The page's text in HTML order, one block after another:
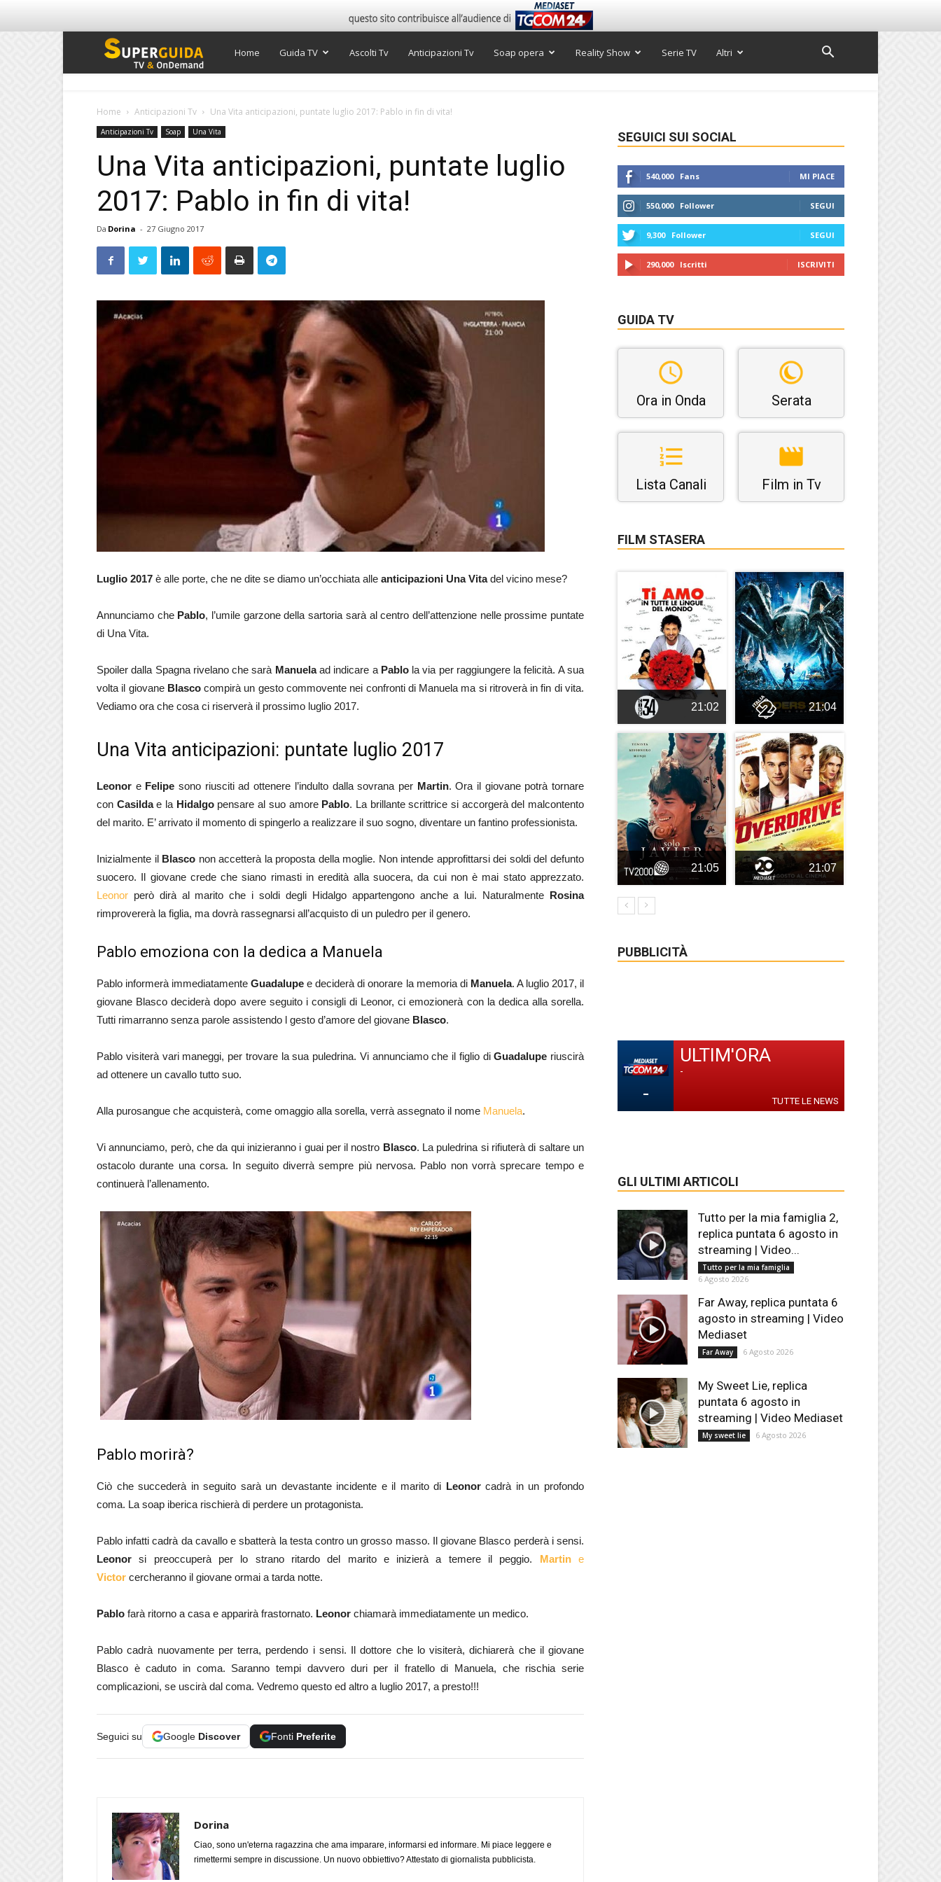
Super
TV
Home Guida TV Ascolti Tv Anticipazioni Tv Soap opera Reality Show Serie TV Altri
Home Anticipazioni Tv Una Vita anticipazioni, puntate luglio 2017: Pablo in fin di vita!
Anticipazioni Tv Soap Una Vita
Una Vita anticipazioni, puntate luglio
2017: Pablo in fin di vita!
Da Dorina - 27 Giugno 2017
Luglio 2017 è alle porte, che ne dite se diamo un’occhiata alle anticipazioni Una Vitadel vicino mese?
Annunciamo chePablo, l’umile garzone della sartoria sarà al centro dell’attenzione nelle prossime puntate
di Una Vita.
Spoiler dalla Spagna rivelano che sarà Manuelaad indicare a Pablola via per raggiungere la felicità. A sua
volta il giovane Blascocompirà un gesto commovente nei confronti di Manuela ma si ritroverà in fin di vita.
Vediamo ora che cosa ci riserverà il prossimo luglio 2017.
Una Vita anticipazioni: puntate luglio 2017
Leonor e Felipe sono riusciti ad ottenere l’indulto dalla sovrana per Martin. Ora il giovane potrà tornare
con Casildae la Hidalgopensare al suo amore Pablo. La brillante scrittrice si accorgerà del malcontento
del marito. E’ arrivato il momento di spingerlo a realizzare il suo sogno, diventare un fantino professionista.
Inizialmente il Blasco non accetterà la proposta della moglie. Non intende approfittarsi dei soldi del defunto
suocero. Il giovane crede che siano rimasti in eredità alla suocera, da cui non è mai stato apprezzato.
Leonor però dirà al marito che i soldi degli Hidalgo appartengono anche a lui. Naturalmente Rosina
rimprovererà la figlia, ma dovrà rassegnarsi all’acquisto di un puledro per il genero.
Pablo emoziona con la dedica a Manuela
Pablo informerà immediatamenteGuadalupe e deciderà di onorare la memoria di Manuela. A luglio 2017, il
giovane Blasco deciderà dopo avere seguito i consigli di Leonor, ci emozionerà con la dedica alla sorella.
Tutti rimarranno senza parole assistendo l gesto d’amore del giovane Blasco.
Pablo visiterà vari maneggi, per trovare la sua puledrina. Vi annunciamo che il figlio diGuadalupe riuscirà
ad ottenere un cavallo tutto suo.
Alla purosangue che acquisterà, come omaggio alla sorella, verrà assegnato il nome Manuela.
Vi annunciamo, però, che da qui inizieranno i guai per il nostro Blasco. La puledrina si rifiuterà di saltare un
ostacolo durante una corsa. In seguito diverrà sempre più nervosa. Pablo non vorrà sprecare tempo e
continuerà l’allenamento.
Pablo morirà?
Ciò che succederà in seguito sarà un devastante incidente e il marito di Leonorcadrà in un profondo
coma. La soap iberica rischierà di perdere un protagonista.
Pablo infatti cadrà da cavallo e sbatterà la testa contro un grosso masso. Il giovane Blasco perderà i sensi.
Leonor si preoccuperà per lo strano ritardo del marito e inizierà a temere il peggio. Martine
Victor cercheranno il giovane ormai a tarda notte.
Pablo farà ritorno a casa e apparirà frastornato. Leonor chiamarà immediatamente un medico.
Pablo cadrà nuovamente per terra, perdendo i sensi. Il dottore che lo visiterà, dichiarerà che il giovane
Blasco è caduto in coma. Saranno tempi davvero duri per il fratello di Manuela, che rischia serie
complicazioni, se uscirà dal coma. Vedremo questo ed altro a luglio 2017, a presto!!!
Seguici su Google Discover Fonti Preferite
Dorina
Ciao, sono un'eterna ragazzina che ama imparare, informarsi ed informare. Mi piace leggere e
rimettermi sempre in discussione. Un nuovo obbiettivo? Attestato di giornalista pubblicista.
SEGUICI SUI SOCIAL
540,000 Fans MI PIACE
550,000 Follower SEGUI
9,300 Follower SEGUI
290,000 Iscritti ISCRIVITI
GUIDA TV
Ora in Onda Serata
Lista Canali Film in Tv
FILM STASERA
21:02 21:04
21:05 21:07
PUBBLICITÀ
-
ULTIM'ORA
-
TUTTE LE NEWS
GLI ULTIMI ARTICOLI
Tutto per la mia famiglia 2,
replica puntata 6 agosto in
streaming | Video...
Tutto per la mia famiglia
6 Agosto 2026
Far Away, replica puntata 6
agosto in streaming | Video
Mediaset
Far Away 6 Agosto 2026
My Sweet Lie, replica
puntata 6 agosto in
streaming | Video Mediaset
My sweet lie 6 Agosto 2026